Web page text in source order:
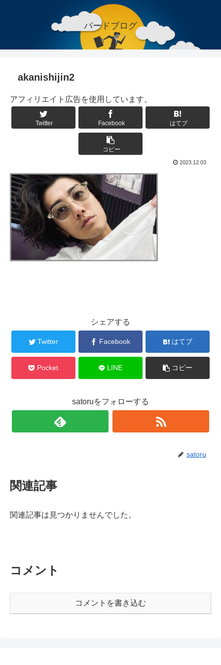
バードブログ
akanishijin2
アフィリエイト広告を使用しています。
Twitter Facebook はてブ
コピー
2023.12.03
シェアする
Twitter Facebook はてブ
Pocket LINE コピー
satoruをフォローする
satoru
関連記事
関連記事は見つかりませんでした。
コメント
コメントを書き込む